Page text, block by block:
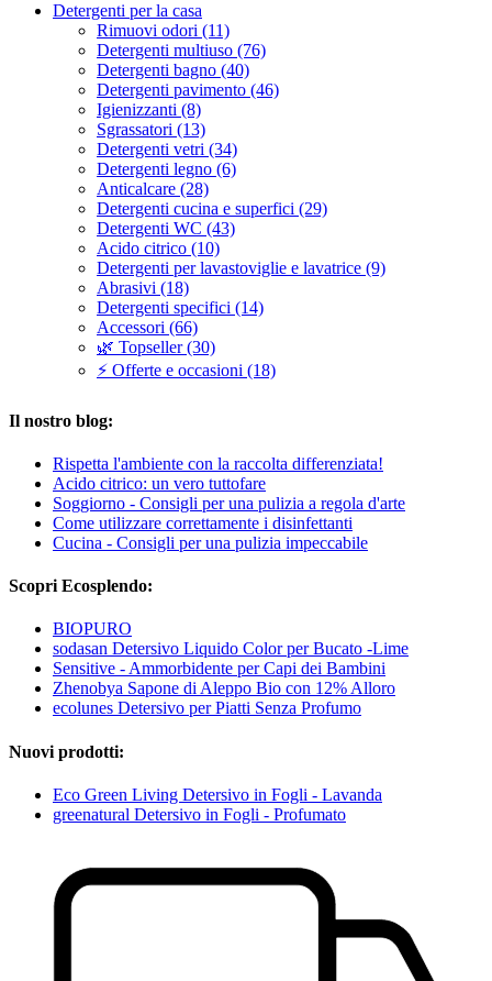
Detergenti per la casa
Rimuovi odori (11)
Detergenti multiuso (76)
Detergenti bagno (40)
Detergenti pavimento (46)
Igienizzanti (8)
Sgrassatori (13)
Detergenti vetri (34)
Detergenti legno (6)
Anticalcare (28)
Detergenti cucina e superfici (29)
Detergenti WC (43)
Acido citrico (10)
Detergenti per lavastoviglie e lavatrice (9)
Abrasivi (18)
Detergenti specifici (14)
Accessori (66)
🌿 Topseller (30)
⚡ Offerte e occasioni (18)
Il nostro blog:
Rispetta l'ambiente con la raccolta differenziata!
Acido citrico: un vero tuttofare
Soggiorno - Consigli per una pulizia a regola d'arte
Come utilizzare correttamente i disinfettanti
Cucina - Consigli per una pulizia impeccabile
Scopri Ecosplendo:
BIOPURO
sodasan Detersivo Liquido Color per Bucato -Lime
Sensitive - Ammorbidente per Capi dei Bambini
Zhenobya Sapone di Aleppo Bio con 12% Alloro
ecolunes Detersivo per Piatti Senza Profumo
Nuovi prodotti:
Eco Green Living Detersivo in Fogli - Lavanda
greenatural Detersivo in Fogli - Profumato